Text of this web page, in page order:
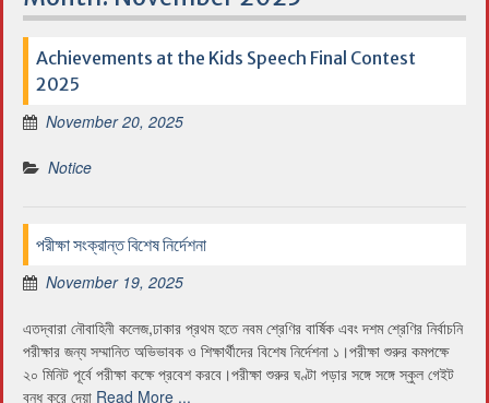
Achievements at the Kids Speech Final Contest
2025
November 20, 2025
Notice
পরীক্ষা সংক্রান্ত বিশেষ নির্দেশনা
November 19, 2025
এতদ্বারা নৌবাহিনী কলেজ,ঢাকার প্রথম হতে নবম শ্রেণির বার্ষিক এবং দশম শ্রেণির নির্বাচনি
পরীক্ষার জন্য সম্মানিত অভিভাবক ও শিক্ষার্থীদের বিশেষ নির্দেশনা ১।পরীক্ষা শুরুর কমপক্ষে
২০ মিনিট পূর্বে পরীক্ষা কক্ষে প্রবেশ করবে।পরীক্ষা শুরুর ঘণ্টা পড়ার সঙ্গে সঙ্গে স্কুল গেইট
বন্ধ করে দেয়া Read More ...